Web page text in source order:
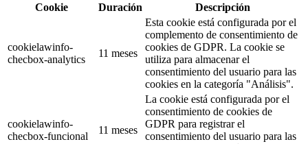
Cookie
Duración Descripción
cookielawinfo-
checbox-analytics
11 meses
Esta cookie está configurada por el
complemento de consentimiento de
cookies de GDPR. La cookie se
utiliza para almacenar el
consentimiento del usuario para las
cookies en la categoría "Análisis".
cookielawinfo-
checbox-funcional
11 meses
La cookie está configurada por el
consentimiento de cookies de
GDPR para registrar el
consentimiento del usuario para las